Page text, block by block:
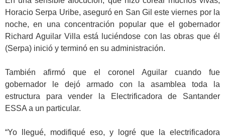
Horacio Serpa Uribe, aseguró en San Gil este viernes por la
noche, en una concentración popular que el gobernador
Richard Aguilar Villa está luciéndose con las obras que él
(Serpa) inició y terminó en su administración.
También afirmó que el coronel Aguilar cuando fue
gobernador le dejó armado con la asamblea toda la
estructura para vender la Electrificadora de Santander
ESSA a un particular.
“Yo llegué, modifiqué eso, y logré que la electrificadora